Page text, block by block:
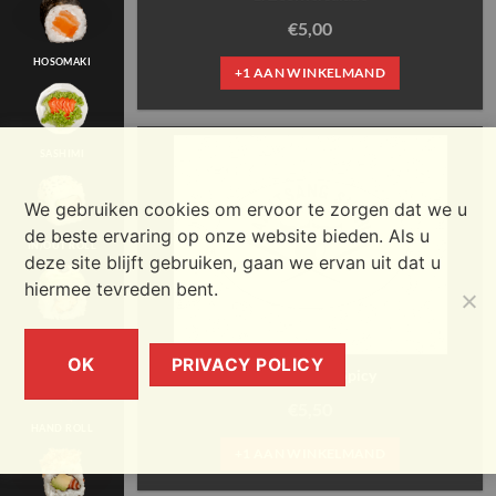
HOSOMAKI
IN/OUT ROLL
€5,00
+1 AAN WINKELMAND
10. Edamame Spicy
We gebruiken cookies om ervoor te zorgen dat we u
de beste ervaring op onze website bieden. Als u
deze site blijft gebruiken, gaan we ervan uit dat u
hiermee tevreden bent.
OK PRIVACY POLICY